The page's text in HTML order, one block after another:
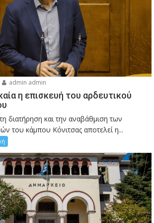
admin admin
η επισκευή του αρδευτικού
διατήρηση και την αναβάθμιση των
του κάμπου Κόνιτσας αποτελεί η...